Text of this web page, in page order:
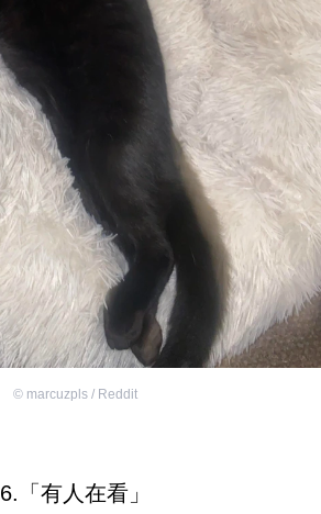
© marcuzpls / Reddit
6.「有人在看」